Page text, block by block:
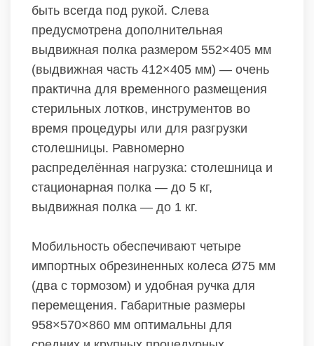
быть всегда под рукой. Слева
предусмотрена дополнительная
выдвижная полка размером 552×405 мм
(выдвижная часть 412×405 мм) — очень
практична для временного размещения
стерильных лотков, инструментов во
время процедуры или для разгрузки
столешницы. Равномерно
распределённая нагрузка: столешница и
стационарная полка — до 5 кг,
выдвижная полка — до 1 кг.
Мобильность обеспечивают четыре
импортных обрезиненных колеса Ø75 мм
(два с тормозом) и удобная ручка для
перемещения. Габаритные размеры
958×570×860 мм оптимальны для